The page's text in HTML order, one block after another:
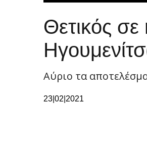
Θετικός
Αύριο τα
23|02|2021